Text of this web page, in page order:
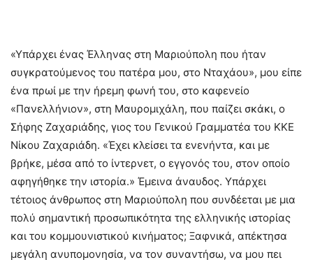
«Υπάρχει ένας Έλληνας στη Μαριούπολη που ήταν
συγκρατούμενος του πατέρα μου, στο Νταχάου», μου είπε
ένα πρωί με την ήρεμη φωνή του, στο καφενείο
«Πανελλήνιον», στη Μαυρομιχάλη, που παίζει σκάκι, ο
Σήφης Ζαχαριάδης, γιος του Γενικού Γραμματέα του ΚΚΕ
Νίκου Ζαχαριάδη. «Έχει κλείσει τα ενενήντα, και με
βρήκε, μέσα από το ίντερνετ, ο εγγονός του, στον οποίο
αφηγήθηκε την ιστορία.» Έμεινα άναυδος. Υπάρχει
τέτοιος άνθρωπος στη Μαριούπολη που συνδέεται με μια
πολύ σημαντική προσωπικότητα της ελληνικής ιστορίας
και του κομμουνιστικού κινήματος; Ξαφνικά, απέκτησα
μεγάλη ανυπομονησία, να τον συναντήσω, να μου πει